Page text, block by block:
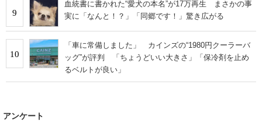
9
血統書に書かれた“愛犬の本名”が17万再生 まさかの事
実に「なんと！？」「同郷です！」驚き広がる
10
「車に常備しました」 カインズの“1980円クーラーバ
ッグ”が評判 「ちょうどいい大きさ」「保冷剤を止め
るベルトが良い」
アンケート